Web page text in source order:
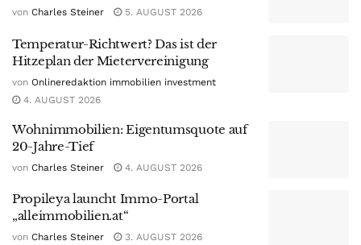
von Charles Steiner 5. AUGUST 2026
Temperatur-Richtwert? Das ist der
Hitzeplan der Mietervereinigung
von Onlineredaktion immobilien investment
4. AUGUST 2026
Wohnimmobilien: Eigentumsquote auf
20-Jahre-Tief
von Charles Steiner 4. AUGUST 2026
Propileya launcht Immo-Portal
„alleimmobilien.at“
von Charles Steiner 3. AUGUST 2026